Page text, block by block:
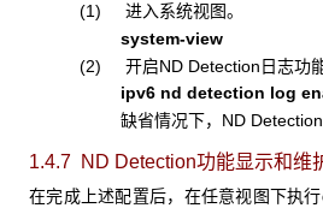
(1) 进入系统视图。
system-view
(2) 开启ND Detection日志功能
ipv6 nd detection log
缺省情况下，ND
1.4.7 ND Detection功能显示和维
在完成上述配置后，在任意视图下执行